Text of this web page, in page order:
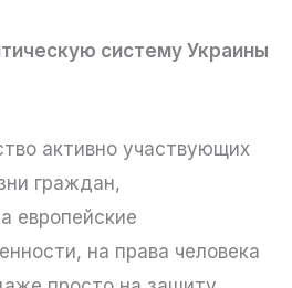
систему Украины
активно участвующих
граждан,
европейские
на права человека